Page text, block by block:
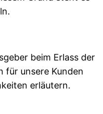
beim Erlass der
für unsere Kunden
erläutern.